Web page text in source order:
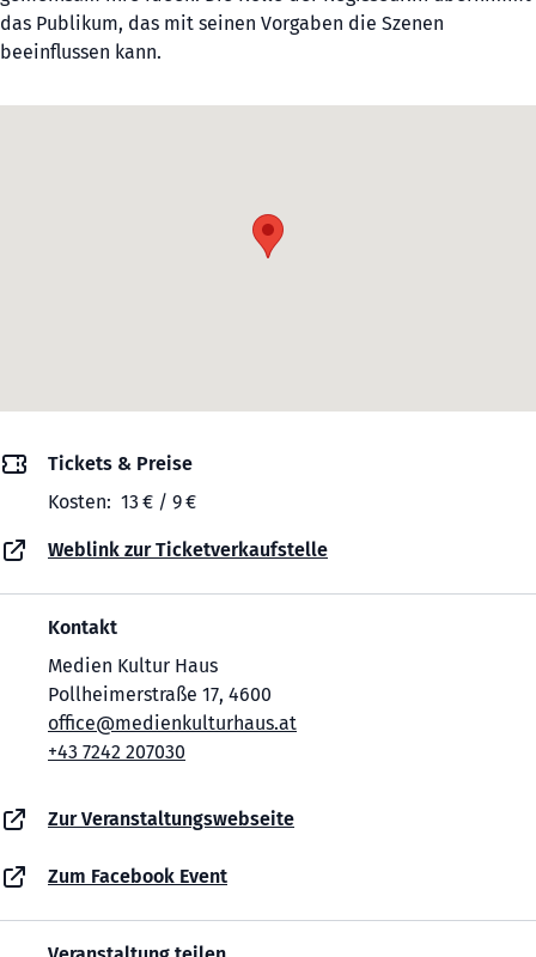
das Publikum, das mit seinen Vorgaben die Szenen
beeinflussen kann.
Tickets & Preise
Kosten: 13 € / 9 €
Weblink zur Ticketverkaufstelle
Kontakt
Medien Kultur Haus
Pollheimerstraße 17, 4600
office@medienkulturhaus.at
+43 7242 207030
Zur Veranstaltungswebseite
Zum Facebook Event